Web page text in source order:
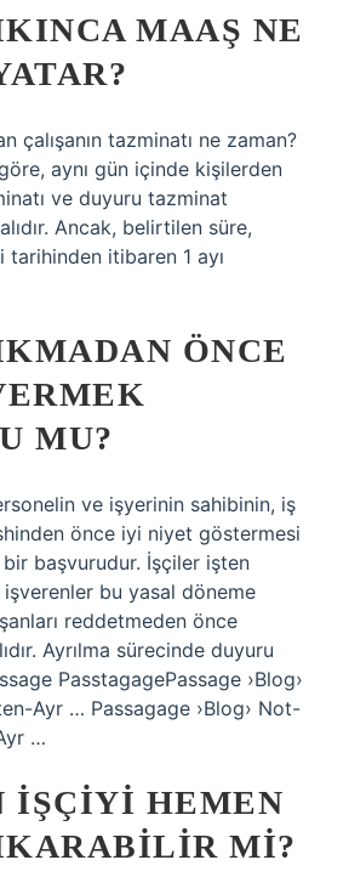
MAAŞ NE
çalışanın tazminatı ne zaman?
aynı gün içinde kişilerden
ve duyuru tazminat
Ancak, belirtilen süre,
tarihinden itibaren 1 ayı
ÖNCE
MU?
ve işyerinin sahibinin, iş
önce iyi niyet göstermesi
başvurudur. İşçiler işten
işverenler bu yasal döneme
reddetmeden önce
Ayrılma sürecinde duyuru
PasstagagePassage ›Blog›
Ayr … Passagage ›Blog› Not-
…
IŞÇIYI HEMEN
MI?